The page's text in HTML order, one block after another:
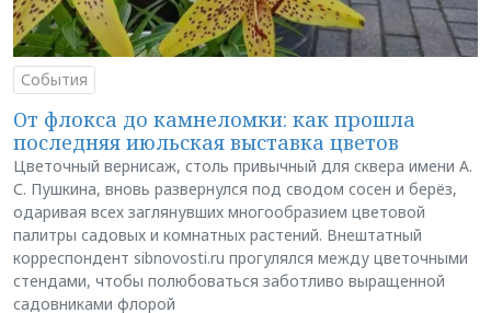
События
От флокса до камнеломки: как прошла
последняя июльская выставка цветов
Цветочный вернисаж, столь привычный для сквера имени А.
С. Пушкина, вновь развернулся под сводом сосен и берёз,
одаривая всех заглянувших многообразием цветовой
палитры садовых и комнатных растений. Внештатный
корреспондент sibnovosti.ru прогулялся между цветочными
стендами, чтобы полюбоваться заботливо выращенной
садовниками флорой